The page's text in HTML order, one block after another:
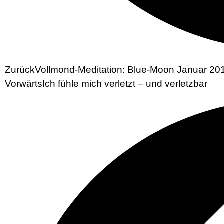
ZurückVollmond-Meditation: Blue-Moon Januar
VorwärtsIch fühle mich verletzt – und verletzbar